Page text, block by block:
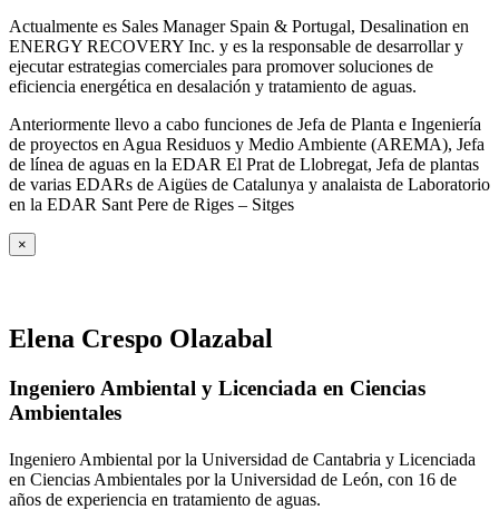
Actualmente es Sales Manager Spain & Portugal, Desalination en
ENERGY RECOVERY Inc. y es la responsable de desarrollar y
ejecutar estrategias comerciales para promover soluciones de
eficiencia energética en desalación y tratamiento de aguas.
Anteriormente llevo a cabo funciones de Jefa de Planta e Ingeniería
de proyectos en Agua Residuos y Medio Ambiente (AREMA), Jefa
de línea de aguas en la EDAR El Prat de Llobregat, Jefa de plantas
de varias EDARs de Aigües de Catalunya y analaista de Laboratorio
en la EDAR Sant Pere de Riges – Sitges
×
Elena Crespo Olazabal
Ingeniero Ambiental y Licenciada en Ciencias
Ambientales
Ingeniero Ambiental por la Universidad de Cantabria y Licenciada
en Ciencias Ambientales por la Universidad de León, con 16 de
años de experiencia en tratamiento de aguas.